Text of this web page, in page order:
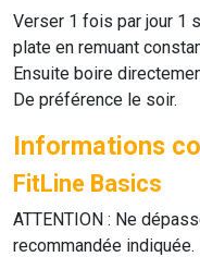
Verser 1 fois par jour 1
plate en remuant
Ensuite boire
De préférence le soir.
Informations
FitLine Basics
ATTENTION : Ne
recommandée